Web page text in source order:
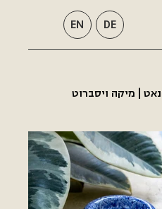
EN DE
| מיקה ויסברוט